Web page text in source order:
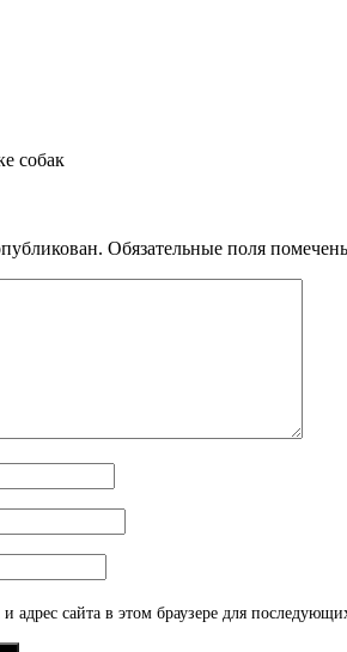
собак
Обязательные поля
адрес сайта в этом браузере для